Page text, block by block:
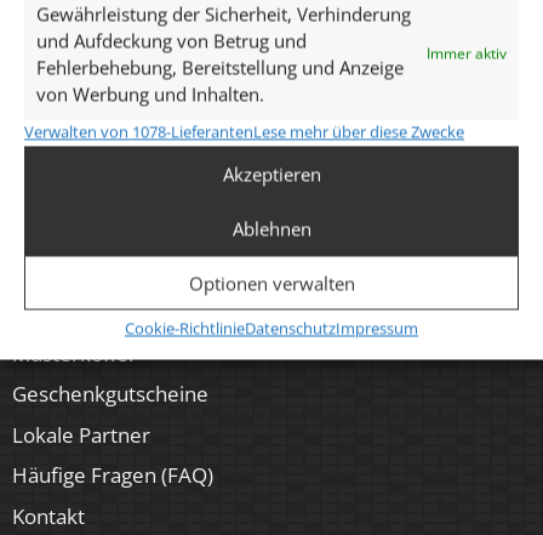
Gewährleistung der Sicherheit, Verhinderung
und Aufdeckung von Betrug und
Fehlerbehebung, Bereitstellung und Anzeige
von Werbung und Inhalten.
Immer aktiv
Verwalten von 1078-LieferantenLese mehr über diese Zwecke
Akzeptieren
Ablehnen
Optionen verwalten
Cookie-RichtlinieDatenschutzImpressum
Du hast eine eigene Firma?
Geschäftskunden erhalten beste Konditionen.
Wir freuen uns auf deine Anfrage.
Kataloge
Musterkoffer
Geschenkgutscheine
Lokale Partner
Häufige Fragen (FAQ)
Kontakt